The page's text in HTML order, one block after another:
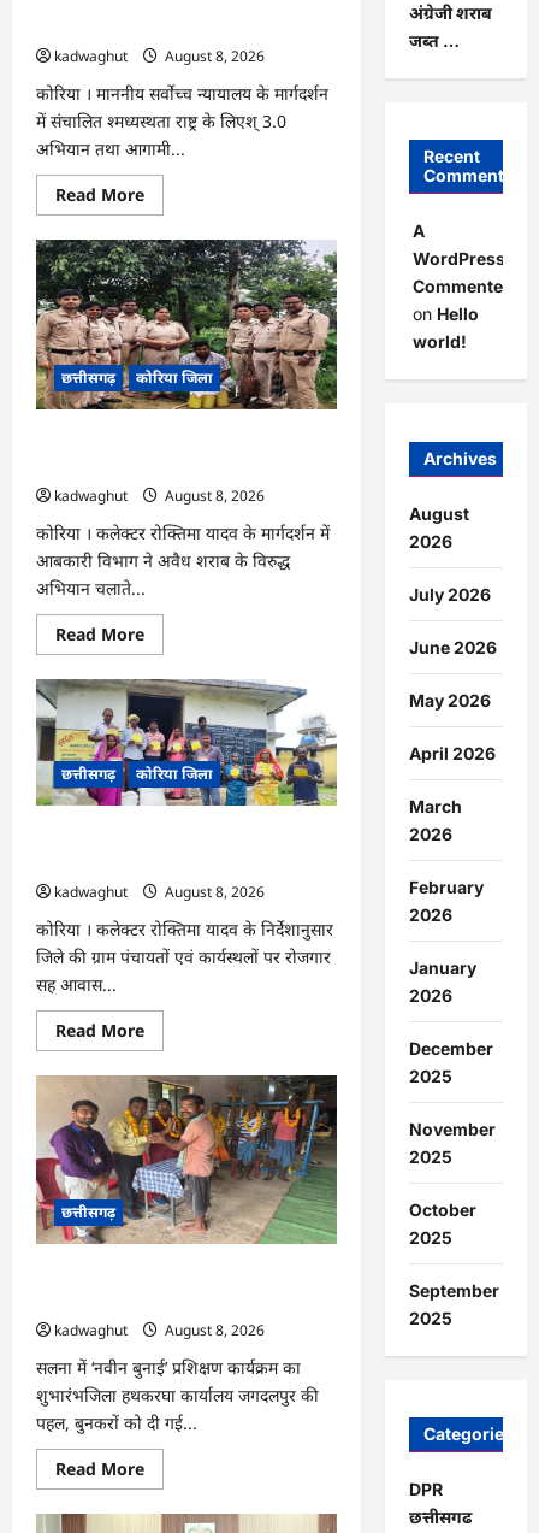
kadwaghut
August 8, 2026
कोरिया । माननीय सर्वाेच्च न्यायालय के मार्गदर्शन
में संचालित श्मध्यस्थता राष्ट्र के लिएश् 3.0
अभियान तथा आगामी...
Read MoreRead
more
CG
:
नेशनल
लोक
अदालत
एवं
‘मध्यस्थता
राष्ट्र
के
लिए‘
3.0
समीक्षा
…
छत्तीसगढ़ कोरिया जिला
kadwaghut
August 8, 2026
कोरिया । कलेक्टर रोक्तिमा यादव के मार्गदर्शन में
आबकारी विभाग ने अवैध शराब के विरुद्ध
अभियान चलाते...
Read MoreRead
more
CG
:
अवैध
शराब
पर
आबकारी
का
शिकंजा,
की
अंग्रेजी
शराब
जब्त
…
छत्तीसगढ़ कोरिया जिला
kadwaghut
August 8, 2026
कोरिया । कलेक्टर रोक्तिमा यादव के निर्देशानुसार
जिले की ग्राम पंचायतों एवं कार्यस्थलों पर रोजगार
सह आवास...
Read MoreRead
more
CG
:
ग्राम
पंचायतों
में
रोजगार
सह
आवास
दिवस
आयोजित
…
छत्तीसगढ़
kadwaghut
August 8, 2026
सलना में ‘नवीन बुनाई’ प्रशिक्षण कार्यक्रम का
शुभारंभजिला हथकरघा कार्यालय जगदलपुर की
पहल, बुनकरों को दी गई...
Read MoreRead
more
CG
अंग्रेजी शराब
जब्त …
Recent
Comments
A
WordPress
Commenter
on Hello
world!
Archives
August
2026
July 2026
June 2026
May 2026
April 2026
March
2026
February
2026
January
2026
December
2025
November
2025
October
2025
September
2025
Categories
DPR
छत्तीसगढ